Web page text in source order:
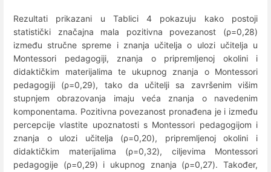
Rezultati prikazani u Tablici 4 pokazuju kako postoji
statistički značajna mala pozitivna povezanost (ρ=0,28)
između stručne spreme i znanja učitelja o ulozi učitelja u
Montessori pedagogiji, znanja o pripremljenoj okolini i
didaktičkim materijalima te ukupnog znanja o Montessori
pedagogiji (ρ=0,29), tako da učitelji sa završenim višim
stupnjem obrazovanja imaju veća znanja o navedenim
komponentama. Pozitivna povezanost pronađena je i između
percepcije vlastite upoznatosti s Montessori pedagogijom i
znanja o ulozi učitelja (ρ=0,20), pripremljenoj okolini i
didaktičkim materijalima (ρ=0,32), ciljevima Montessori
pedagogije (ρ=0,29) i ukupnog znanja (ρ=0,27). Također,